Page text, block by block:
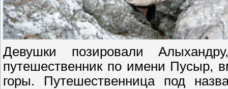
Девушки позировали
путешественник по имени Пусыр,
горы. Путешественница под